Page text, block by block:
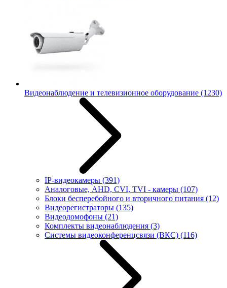
Видеонаблюдение и телевизионное оборудование (1230)
IP-видеокамеры (391)
Аналоговые, AHD, CVI, TVI - камеры (107)
Блоки бесперебойного и вторичного питания (12)
Видеорегистраторы (135)
Видеодомофоны (21)
Комплекты видеонаблюдения (3)
Системы видеоконференцсвязи (ВКС) (116)